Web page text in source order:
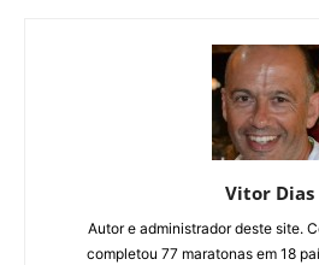
Vitor Dias
Autor e administrador deste site.
completou 77 maratonas em 18